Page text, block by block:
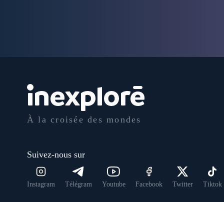
À la croisée des mondes
Suivez-nous sur
Instagram Télégram Youtube Facebook Twitter Tiktok